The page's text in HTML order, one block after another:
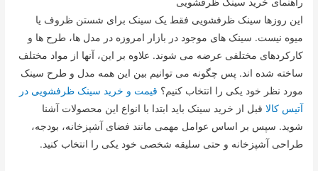
راهنمای خرید سینک ظرفشویی
این روزها سینک ظرفشویی فقط یک سینک برای شستن ظروف یا
میوه نیست. سینک های موجود در بازار امروزه در مدل ها، طرح ها و
کارکردهای مختلفی عرضه می شوند. علاوه بر این، آنها از مواد مختلف
ساخته شده اند. پس چگونه می توانیم بین این همه مدل و طرح سینک
مورد نظر خود یکی را انتخاب کنیم؟ قیمت و خرید سینک ظرفشویی در
آتیس کالا قبل از خرید سینک باید ابتدا با انواع این محصولات آشنا
شوید. سپس بر اساس عوامل مهمی مانند فضای آشپزخانه، بودجه،
طراحی آشپزخانه و حتی سلیقه شخصی خود یکی را انتخاب کنید.